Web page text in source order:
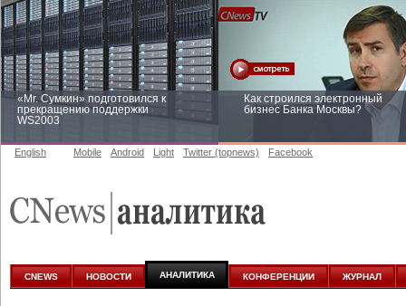
«Mr. Сумкин» подготовился к
прекращению поддержки
WS2003
Как строился электронный
бизнес Банка Москвы?
аналитике
English Mobile Android Light Twitter (topnews) Facebook
CNEWS НОВОСТИ АНАЛИТИКА КОНФЕРЕНЦИИ ЖУРНАЛ